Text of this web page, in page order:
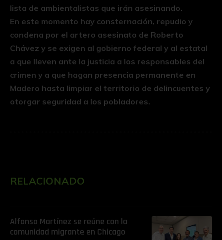
lista de ambientalistas que irán asesinando.
En este momento hay consternación, repudio y
condena por el artero asesinato de Roberto
Chávez y se exigen al gobierno federal y al estatal
a que lleven ante la justicia a los responsables del
crimen y a que hagan presencia permanente en
Madero hasta limpiar el territorio de delincuentes y
otorgar seguridad a los pobladores.
RELACIONADO
Alfonso Martínez se reúne con la
comunidad migrante en Chicago